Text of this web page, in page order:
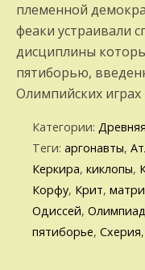
племенной
феаки устраивали
дисциплины
пятиборью,
Олимпийских играх
Категории:
Теги: аргонавты,
Керкира, киклопы,
Корфу, Крит,
Одиссей,
пятиборье, Схерия,